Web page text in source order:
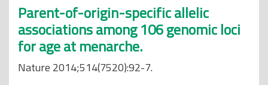
Parent-of-origin-specific allelic
associations among 106 genomic loci
for age at menarche.
Nature 2014;514(7520):92-7.